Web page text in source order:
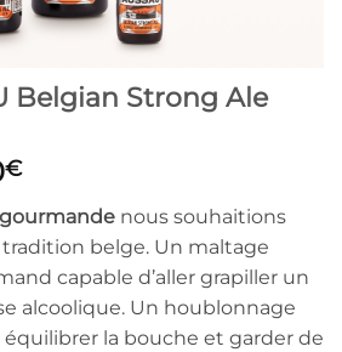
Belgian Strong Ale
€Plage
prix :
3,10€
à
18,00€
nous souhaitions
belge. Un maltage
capable d’aller grapiller un
alcoolique. Un houblonnage
la bouche et garder de